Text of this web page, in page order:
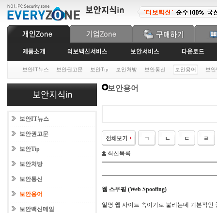
보안IT뉴스 보안권고문 보안Tip 보안처방 보안통신 보안용어 보
보안IT뉴스
보안권고문
보안Tip
보안처방
보안통신
보안용어
보안백신메일
보안용어
최신목록
웹 스푸핑 (Web Spoofing)
일명 웹 사이트 속이기로 불리는데 기본적인